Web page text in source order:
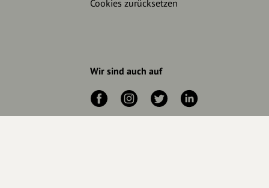
Cookies zurücksetzen
Wir sind auch auf